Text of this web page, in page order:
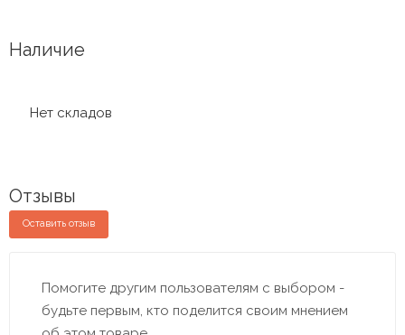
Наличие
Нет складов
Отзывы
Оставить отзыв
Помогите другим пользователям с выбором -
будьте первым, кто поделится своим мнением